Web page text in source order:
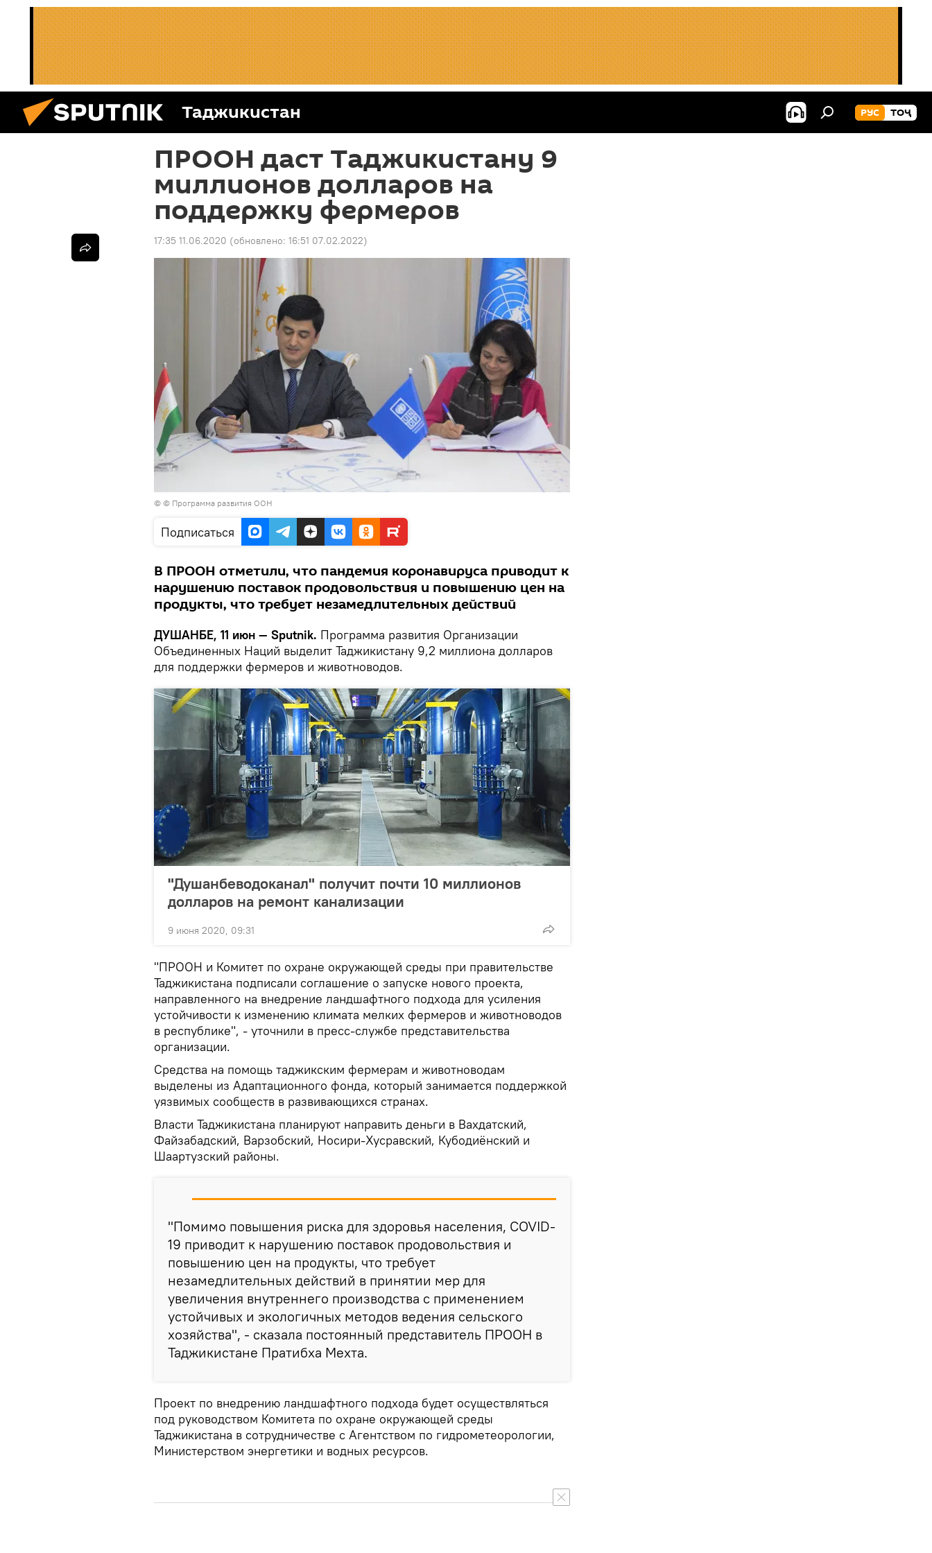
Таджикистан РУС ТОҶ
ПРООН даст Таджикистану 9
миллионов долларов на
поддержку фермеров
17:35 11.06.2020 (обновлено: 16:51 07.02.2022)
© © Программа развития ООН
Подписаться
В ПРООН отметили, что пандемия коронавируса приводит к
нарушению поставок продовольствия и повышению цен на
продукты, что требует незамедлительных действий
ДУШАНБЕ, 11 июн — Sputnik. Программа развития Организации
Объединенных Наций выделит Таджикистану 9,2 миллиона долларов
для поддержки фермеров и животноводов.
"Душанбеводоканал" получит почти 10 миллионов
долларов на ремонт канализации
9 июня 2020, 09:31
"ПРООН и Комитет по охране окружающей среды при правительстве
Таджикистана подписали соглашение о запуске нового проекта,
направленного на внедрение ландшафтного подхода для усиления
устойчивости к изменению климата мелких фермеров и животноводов
в республике", - уточнили в пресс-службе представительства
организации.
Средства на помощь таджикским фермерам и животноводам
выделены из Адаптационного фонда, который занимается поддержкой
уязвимых сообществ в развивающихся странах.
Власти Таджикистана планируют направить деньги в Вахдатский,
Файзабадский, Варзобский, Носири-Хусравский, Кубодиёнский и
Шаартузский районы.
"Помимо повышения риска для здоровья населения, COVID-
19 приводит к нарушению поставок продовольствия и
повышению цен на продукты, что требует
незамедлительных действий в принятии мер для
увеличения внутреннего производства с применением
устойчивых и экологичных методов ведения сельского
хозяйства", - сказала постоянный представитель ПРООН в
Таджикистане Пратибха Мехта.
Проект по внедрению ландшафтного подхода будет осуществляться
под руководством Комитета по охране окружающей среды
Таджикистана в сотрудничестве с Агентством по гидрометеорологии,
Министерством энергетики и водных ресурсов.